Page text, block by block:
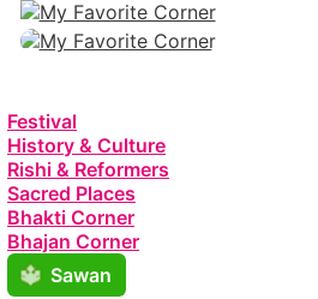
Festival
History & Culture
Rishi & Reformers
Sacred Places
Bhakti Corner
Bhajan Corner
Sawan